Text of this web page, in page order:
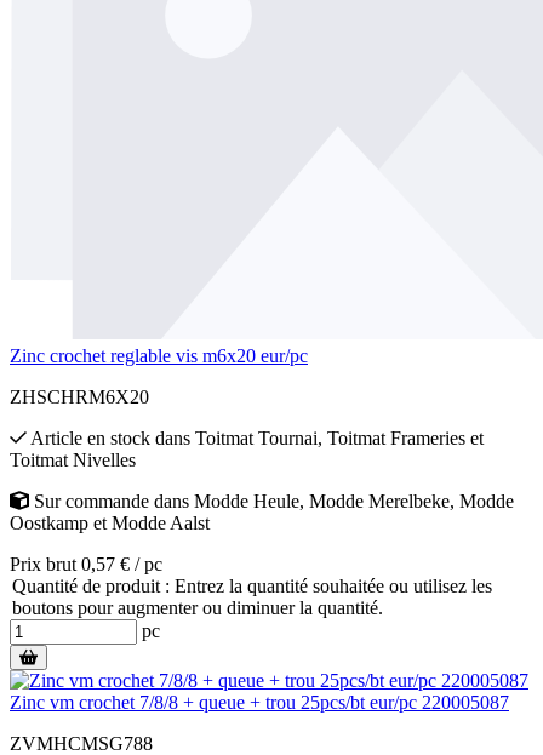
Zinc crochet reglable vis m6x20 eur/pc
ZHSCHRM6X20
Article en stock dans Toitmat Tournai, Toitmat Frameries et
Toitmat Nivelles
Sur commande dans Modde Heule, Modde Merelbeke, Modde
Oostkamp et Modde Aalst
Prix brut 0,57 € / pc
Quantité de produit : Entrez la quantité souhaitée ou utilisez les
boutons pour augmenter ou diminuer la quantité.
pc
Zinc vm crochet 7/8/8 + queue + trou 25pcs/bt eur/pc 220005087
ZVMHCMSG788